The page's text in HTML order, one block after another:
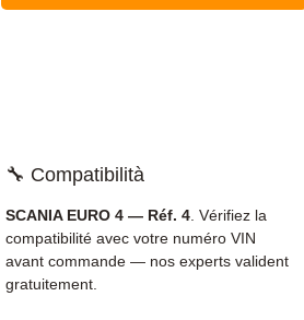
🔧 Compatibilità
SCANIA EURO 4 — Réf. 4 . Vérifiez la
compatibilité avec votre numéro VIN
avant commande — nos experts valident
gratuitement.